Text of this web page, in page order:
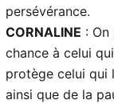
persévérance.
CORNALINE : On
chance à celui
protège celui qui
ainsi que de la